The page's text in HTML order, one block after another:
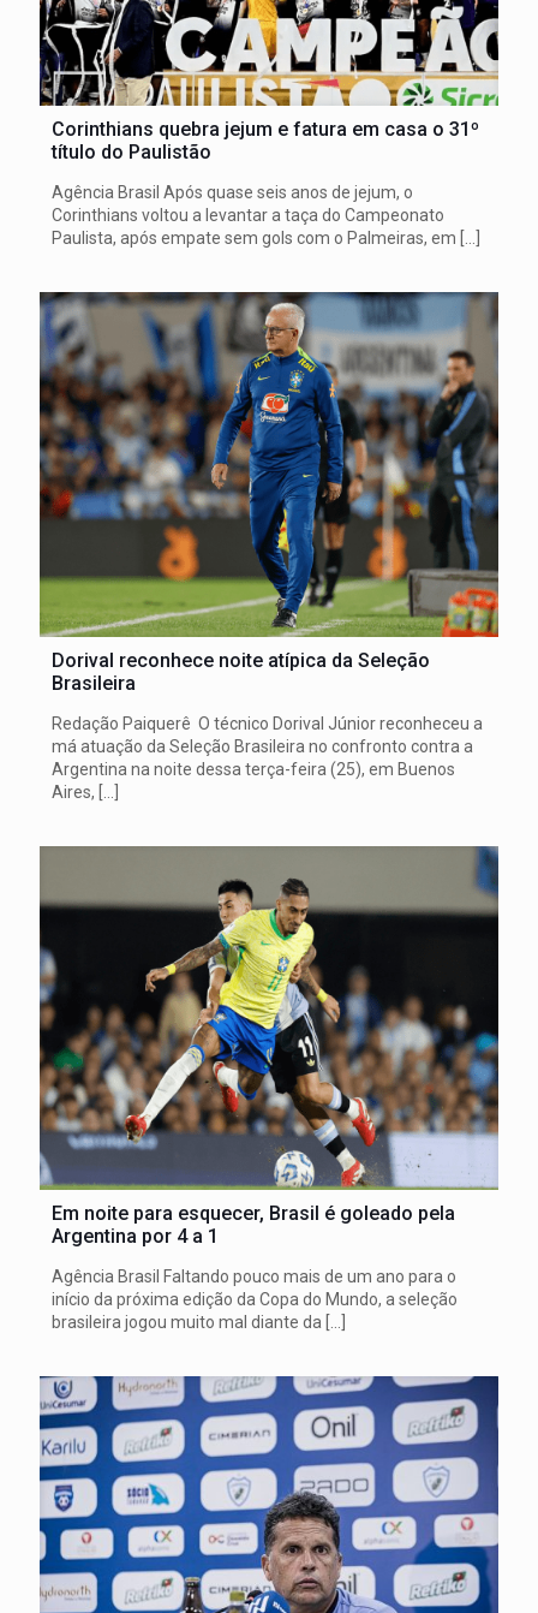
Corinthians quebra jejum e fatura em casa o 31º
título do Paulistão
Agência Brasil Após quase seis anos de jejum, o
Corinthians voltou a levantar a taça do Campeonato
Paulista, após empate sem gols com o Palmeiras, em
Dorival reconhece noite atípica da Seleção
Brasileira
Redação Paiquerê O técnico Dorival Júnior reconheceu a
má atuação da Seleção Brasileira no confronto contra a
Argentina na noite dessa terça-feira (25), em Buenos
Aires, […]
Em noite para esquecer, Brasil é goleado pela
Argentina por 4 a 1
Agência Brasil Faltando pouco mais de um ano para o
início da próxima edição da Copa do Mundo, a seleção
brasileira jogou muito mal diante da